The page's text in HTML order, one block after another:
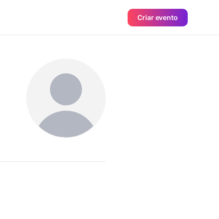
Criar evento